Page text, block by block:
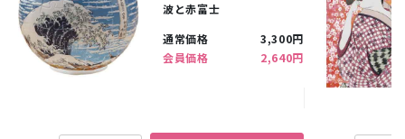
波と赤富士
通常価格
3,300円
会員価格
2,640円